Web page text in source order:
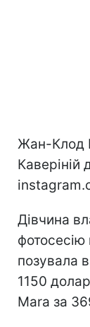
Жан-Клод
Каверіній
Дівчина
позувала
1150
Mara за